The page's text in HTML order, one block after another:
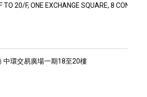
TO 20/F, ONE EXCHANGE SQUARE, 8
中環交易廣場一期18至20樓